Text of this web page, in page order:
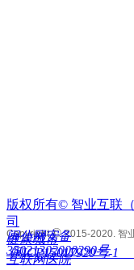
版权所有© 智业互联
司
Copyright©2015-2020. 智
闽公网安备
35021302000290号
闽ICP15017920号-1
健康城市
互联网医院